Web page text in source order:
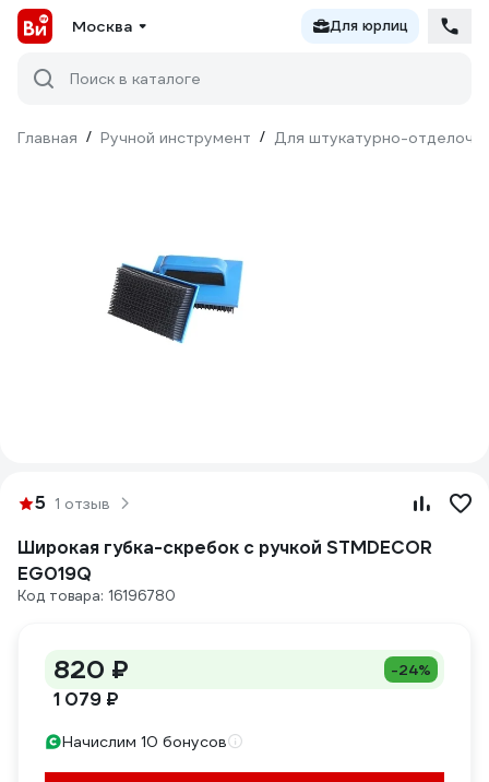
Москва Для юрлиц
Поиск в каталоге
Главная / Ручной инструмент / Для штукатурно-
5 1 отзыв
Широкая губка-скребок с ручкой STMDECOR
EG019Q
Код товара: 16196780
820 ₽ -24%
1 079 ₽
Начислим 10 бонусов